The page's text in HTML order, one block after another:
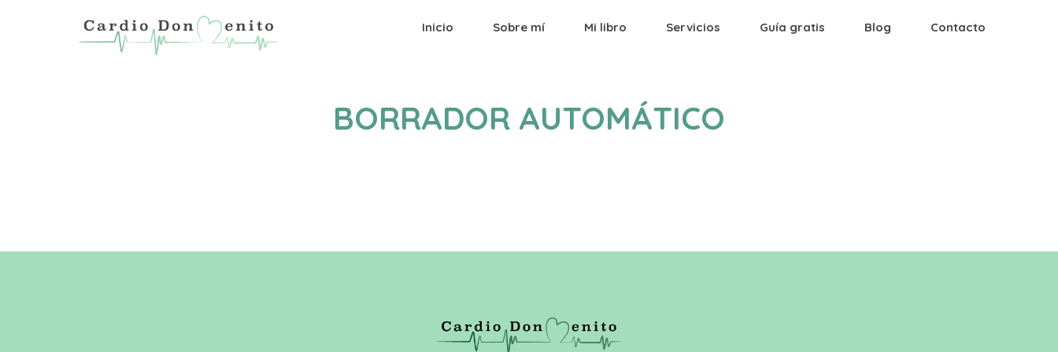
Inicio Sobre mí Mi libro Servicios Guía gratis Blog Contacto
BORRADOR AUTOMÁTICO